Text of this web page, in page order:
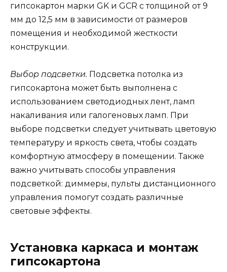
гипсокартон марки GK и GCR с толщиной от 9
мм до 12,5 мм в зависимости от размеров
помещения и необходимой жесткости
конструкции.
Выбор подсветки. Подсветка потолка из
гипсокартона может быть выполнена с
использованием светодиодных лент, ламп
накаливания или галогеновых ламп. При
выборе подсветки следует учитывать цветовую
температуру и яркость света, чтобы создать
комфортную атмосферу в помещении. Также
важно учитывать способы управления
подсветкой: диммеры, пульты дистанционного
управления помогут создать различные
световые эффекты.
Установка каркаса и монтаж
гипсокартона